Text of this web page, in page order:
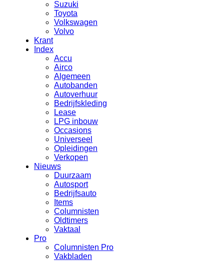
Suzuki
Toyota
Volkswagen
Volvo
Krant
Index
Accu
Airco
Algemeen
Autobanden
Autoverhuur
Bedrijfskleding
Lease
LPG inbouw
Occasions
Universeel
Opleidingen
Verkopen
Nieuws
Duurzaam
Autosport
Bedrijfsauto
Items
Columnisten
Oldtimers
Vaktaal
Pro
Columnisten Pro
Vakbladen